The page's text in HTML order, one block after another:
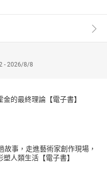
- 2026/8/8
的最終理論【電子書】
故事，走進藝術家創作現場，
人類生活【電子書】